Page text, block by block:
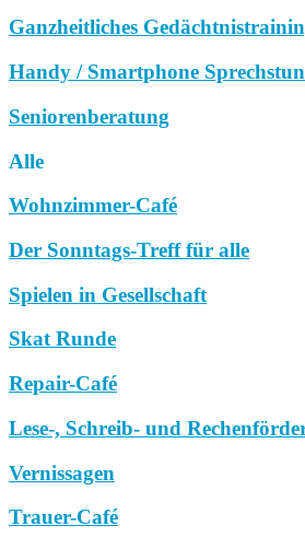
Ganzheitliches
Handy / Smartphone
Seniorenberatung
Alle
Wohnzimmer-Café
Der Sonntags-Treff für alle
Spielen in Gesellschaft
Skat Runde
Repair-Café
Lese-, Schreib- und
Vernissagen
Trauer-Café